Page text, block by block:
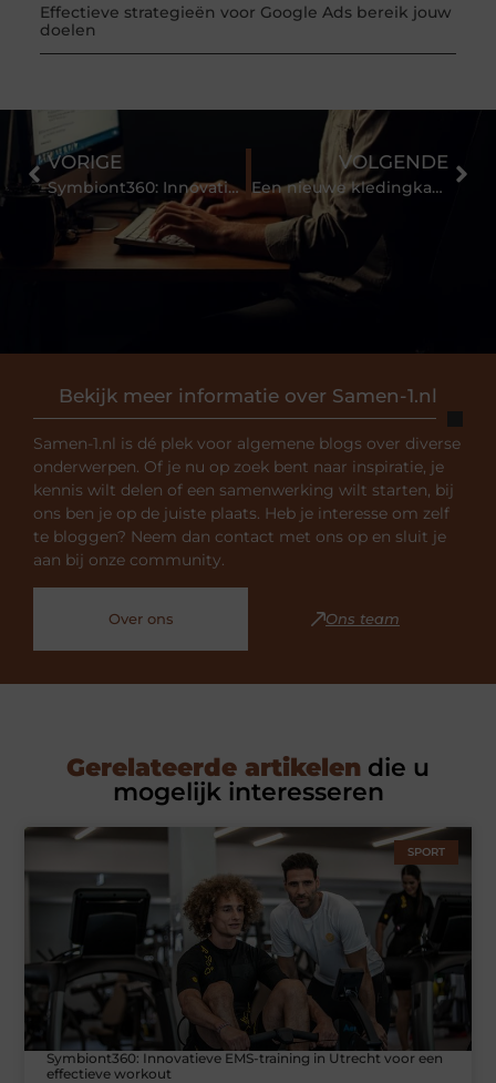
Effectieve strategieën voor Google Ads bereik jouw
doelen
Bekijk meer informatie over Samen-1.nl
Samen-1.nl is dé plek voor algemene blogs over diverse
onderwerpen. Of je nu op zoek bent naar inspiratie, je
kennis wilt delen of een samenwerking wilt starten, bij
ons ben je op de juiste plaats. Heb je interesse om zelf
te bloggen? Neem dan contact met ons op en sluit je
aan bij onze community.
Over ons Ons team
VORIGE
Symbiont360: Innovatieve EMS-training in Utrecht voor een effectieve workout
VOLGENDE
Een nieuwe kledingkast in Nijkerk: richt je slaapkamer optimaal in
Gerelateerde artikelen die u
mogelijk interesseren
SPORT
Symbiont360: Innovatieve EMS-training in Utrecht voor een
effectieve workout